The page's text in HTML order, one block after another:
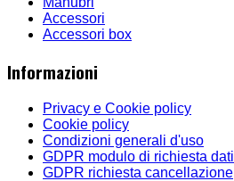
Accessori
Accessori box
Informazioni
Privacy e Cookie policy
Cookie policy
Condizioni generali d'uso
GDPR modulo di richiesta dati
GDPR richiesta cancellazione